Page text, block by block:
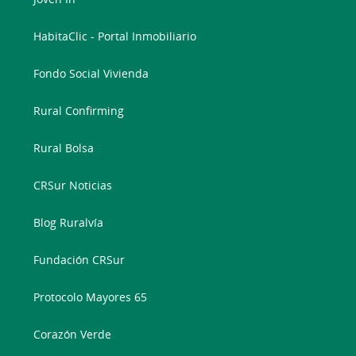
HabitaClic - Portal Inmobiliario
Fondo Social Vivienda
Rural Confirming
Rural Bolsa
CRSur Noticias
Blog Ruralvía
Fundación CRSur
Protocolo Mayores 65
Corazón Verde